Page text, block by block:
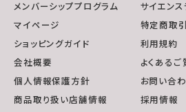
メンバーシッププログラム
サイエンス
マイページ
特定商取
ショッピングガイド
利用規約
会社概要
よくあるご
個人情報保護方針
お問い合
商品取り扱い店舗情報
採用情報